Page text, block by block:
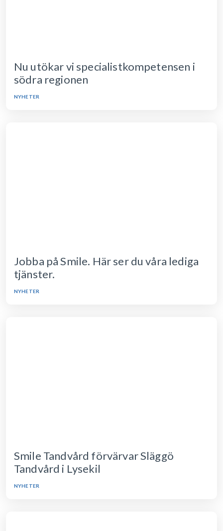
Nu utökar vi specialistkompetensen i
södra regionen
NYHETER
Jobba på Smile. Här ser du våra lediga
tjänster.
NYHETER
Smile Tandvård förvärvar Släggö
Tandvård i Lysekil
NYHETER